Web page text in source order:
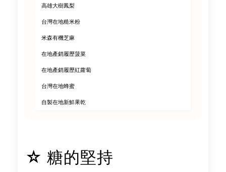
高雄大樹鳳梨
台灣在地糙米粉
米森有機芝麻
在地產銷履歷菠菜
在地產銷履歷紅蘿蔔
台灣在地蜂蜜
自製在地新鮮果乾
☆ 糖的堅持